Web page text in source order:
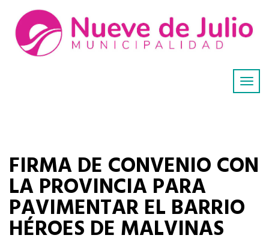
FIRMA DE CONVENIO CON
LA PROVINCIA PARA
PAVIMENTAR EL BARRIO
HÉROES DE MALVINAS